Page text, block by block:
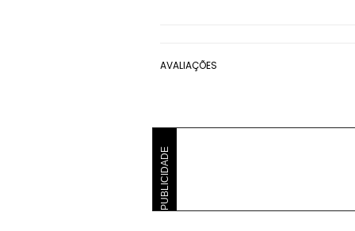
AVALIAÇÕES
PUBLICIDADE